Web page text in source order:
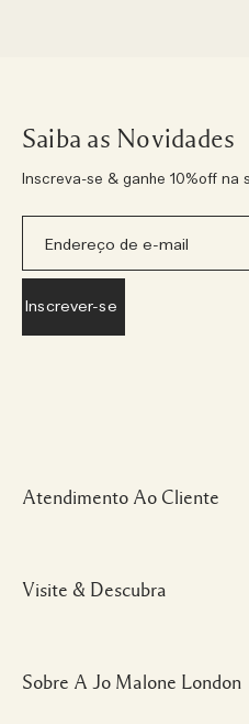
Saiba as Novidades
Inscreva-se & ganhe 10%off na
Atendimento Ao Cliente
Meu Perfil
Personal Shopper
Visite & Descubra
Descubra uma Fragrância
Sobre A Jo Malone London